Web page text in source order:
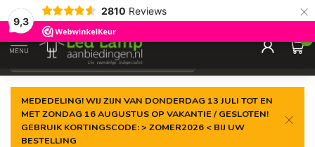
9,3
2810 Reviews ×
Gegarandeerde delaagste prijs
MENU
0
MEDEDELING! WIJ ZIJN VAN DONDERDAG 13 JULI TOT EN
MET ZONDAG 16 AUGUSTUS OP VAKANTIE / GESLOTEN!
GEBRUIK KORTINGSCODE: > ZOMER2026 < BIJ UW
BESTELLING